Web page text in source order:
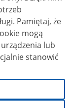
że
mogą
lub
stanowić